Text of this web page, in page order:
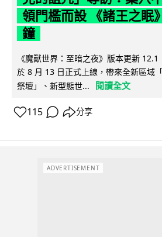
領門檻而設 《諸王之眠
鐘
《魔獸世界：至暗之夜》版本更新
於 8 月 13 日正式上線，帶來全新區域
祭壇」、新型態世...
閱讀全文
115 分享
ADVERTISEMENT